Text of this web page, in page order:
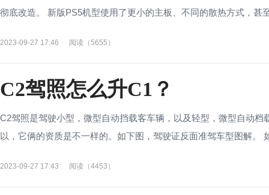
彻底改造。 新版PS5机型使用了更小的主板、不同的散热方式，甚
2023-09-27 17:46 阅读（5655）
C2驾照怎么升C1？
C2驾照是驾驶小型，微型自动挡载客车辆，以及轻型，微型自动
以，它俩的资质是不一样的。如下图，驾驶证反面准驾车型图解。
2023-09-27 17:43 阅读（4453）